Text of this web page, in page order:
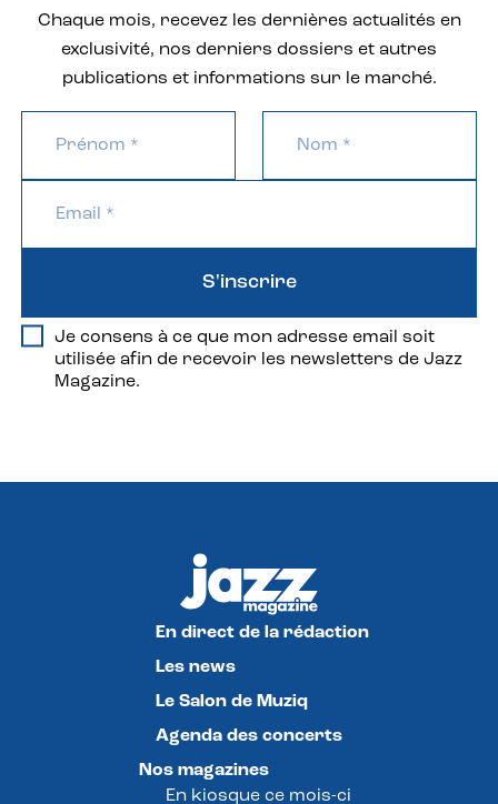
Chaque mois, recevez les dernières actualités en
exclusivité, nos derniers dossiers et autres
publications et informations sur le marché.
Je consens à ce que mon adresse email soit
utilisée afin de recevoir les newsletters de Jazz
Magazine.
S'inscrire
En direct de la rédaction
Les news
Le Salon de Muziq
Agenda des concerts
Nos magazines
En kiosque ce mois-ci